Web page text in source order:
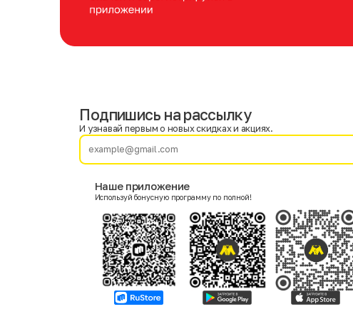
Фамилия
Женский
Согласие на получение чеков по электронной почте
Подпишись на рассылку
И узнавай первым о новых скидках и акциях.
Наше приложение
Используй бонусную программу по полной!